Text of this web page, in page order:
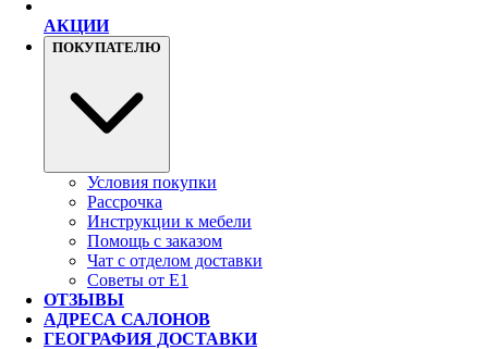
АКЦИИ
ПОКУПАТЕЛЮ
Условия покупки
Рассрочка
Инструкции к мебели
Помощь с заказом
Чат с отделом доставки
Советы от Е1
ОТЗЫВЫ
АДРЕСА САЛОНОВ
ГЕОГРАФИЯ ДОСТАВКИ